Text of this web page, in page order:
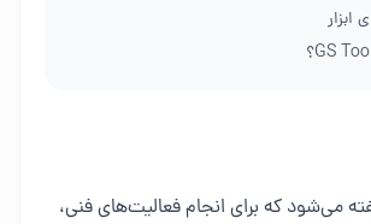
ابزار
می‌شود که برای انجام فعالیت‌های فنی،